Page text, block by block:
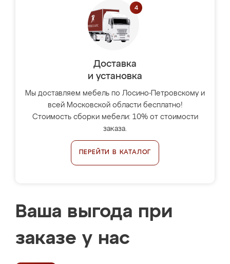
Доставка
и установка
Мы доставляем мебель по Лосино-Петровскому и
всей Московской области бесплатно!
Стоимость сборки мебели: 10% от стоимости
заказа.
ПЕРЕЙТИ В КАТАЛОГ
Ваша выгода при
заказе у нас